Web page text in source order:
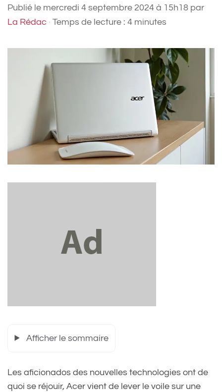
Publié le mercredi 4 septembre 2024 à 15h18 par
La Rédac · Temps de lecture : 4 minutes
Afficher le sommaire
Les aficionados des nouvelles technologies ont de
quoi se réjouir, Acer vient de lever le voile sur une